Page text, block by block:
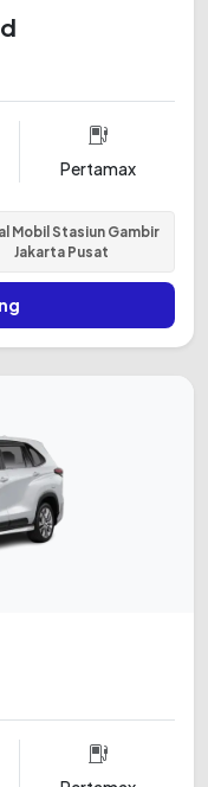
Pertamax
Mobil Stasiun Gambir
Jakarta Pusat